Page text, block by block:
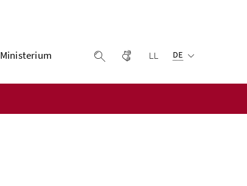
Ministerium Suche einblenden
Gebärdensprache
Leichter lesen
DE